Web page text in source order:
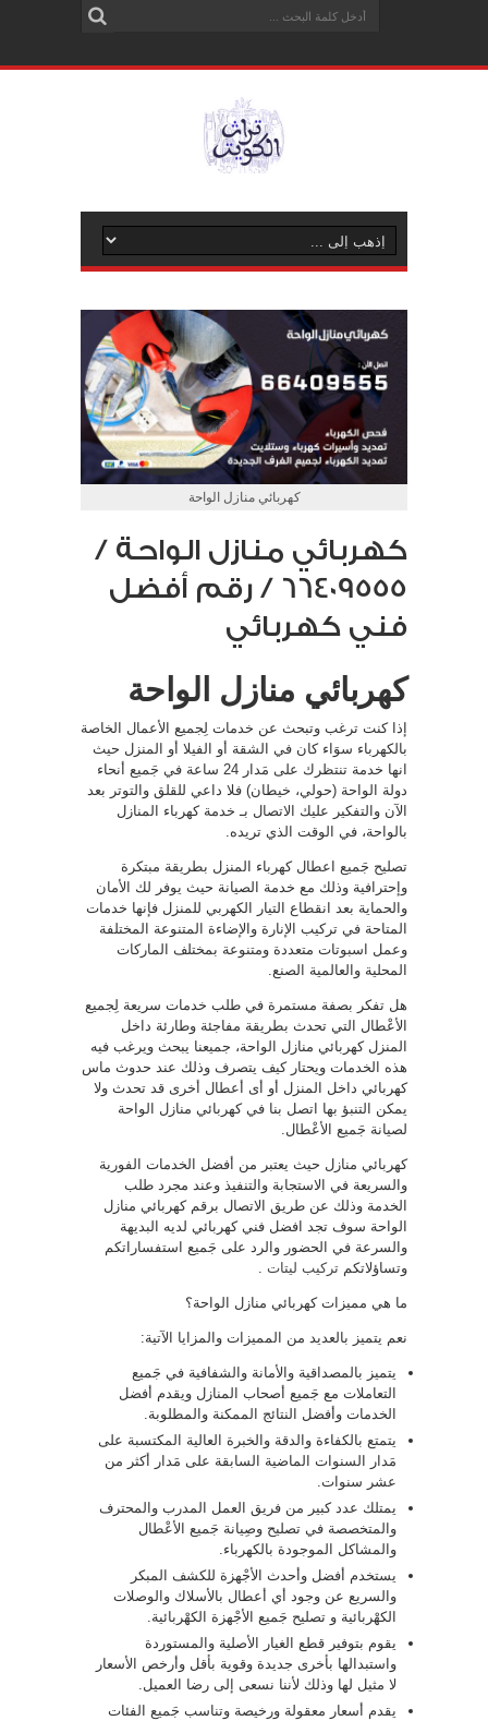
كهربائي منازل الواحة
كهربائي منازل الواحة /
66409555 / رقم أفضل
فني كهربائي
كهربائي منازل الواحة
إذا كنت ترغب وتبحث عن خدمات لِجميع الأعمال الخاصة
بالكهرباء سوَاء كان في الشقة أو الفيلا أو المنزل حيث
انها خدمة تنتظرك على مَدار 24 ساعة في جَميع أنحاء
دولة الواحة (حولي، خيطان) فلا داعي للقلق والتوتر بعد
الآن والتفكير عليك الاتصال بـ خدمة كهرباء المنازل
بالواحة، في الوقت الذي تريده.
تصليح جَميع اعطال كهرباء المنزل بطريقة مبتكرة
وإحترافية وذلك مع خدمة الصيانة حيث يوفر لك الأمان
والحماية بعد انقطاع التيار الكهربي للمنزل فإنها خدمات
المتاحة في تركيب الإنارة والإضاءة المتنوعة المختلفة
وعمل اسبوتات متعددة ومتنوعة بمختلف الماركات
المحلية والعالمية الصنع.
هل تفكر بصفة مستمرة في طلب خدمات سريعة لِجميع
الأعْطال التي تحدث بطريقة مفاجئة وطارئة داخل
المنزل كهربائي منازل الواحة، جميعنا يبحث ويرغب فيه
هذه الخدمات ويحتار كيف يتصرف وذلك عند حدوث ماس
كهربائي داخل المنزل أو أى أعطال أخرى قد تحدث ولا
يمكن التنبؤ بها اتصل بنا في كهربائي منازل الواحة
لصيانة جَميع الأعْطال.
كهربائي منازل حيث يعتبر من أفضل الخدمات الفورية
والسريعة في الاستجابة والتنفيذ وعند مجرد طلب
الخدمة وذلك عن طريق الاتصال برقم كهربائي منازل
الواحة سوف تجد افضل فني كهربائي لديه البديهة
والسرعة في الحضور والرد على جَميع استفساراتكم
وتساؤلاتكم تركيب ليتات
ما هي مميزات كهربائي منازل الواحة؟
نعم يتميز بالعديد من المميزات والمزايا الآتية:
يتميز بالمصداقية والأمانة والشفافية في جَميع
التعاملات مع جَميع أصحاب المنازل ويقدم أفضل
الخدمات وأفضل النتائج الممكنة والمطلوبة.
يتمتع بالكفاءة والدقة والخبرة العالية المكتسبة على
مَدار السنوات الماضية السابقة على مَدار أكثر من
عشر سنوات.
يمتلك عدد كبير من فريق العمل المدرب والمحترف
والمتخصصة في تصليح وصِيانة جَميع الأعْطال
والمشاكل الموجودة بالكهرباء.
يستخدم أفضل وأحدث الأجْهزة للكشف المبكر
والسريع عن وجود أي أعطال بالأسلاك والوصلات
الكهْربائية و تصليح جَميع الأجْهزة الكهْربائية.
يقوم بتوفير قطع الغيار الأصلية والمستوردة
واستبدالها بأخرى جديدة وقوية بأقل وأرخص الأسعار
لا مثيل لها وذلك لأننا نسعى إلى رضا العميل.
يقدم أسعار معقولة ورخيصة وتناسب جَميع الفئات